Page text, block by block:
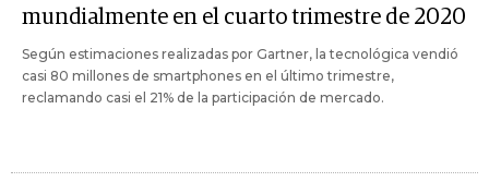
mundialmente en el cuarto trimestre de 2020
Según estimaciones realizadas por Gartner, la tecnológica vendió
casi 80 millones de smartphones en el último trimestre,
reclamando casi el 21% de la participación de mercado.